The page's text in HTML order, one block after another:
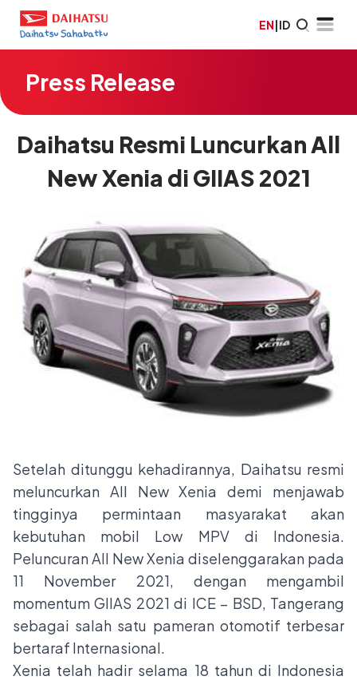
EN|ID
Press Release
Daihatsu Resmi Luncurkan All
New Xenia di GIIAS 2021
Setelah ditunggu kehadirannya, Daihatsu resmi
meluncurkan All New Xenia demi menjawab
tingginya permintaan masyarakat akan
kebutuhan mobil Low MPV di Indonesia.
Peluncuran All New Xenia diselenggarakan pada
11 November 2021, dengan mengambil
momentum GIIAS 2021 di ICE – BSD, Tangerang
sebagai salah satu pameran otomotif terbesar
bertaraf Internasional.
Xenia telah hadir selama 18 tahun di Indonesia